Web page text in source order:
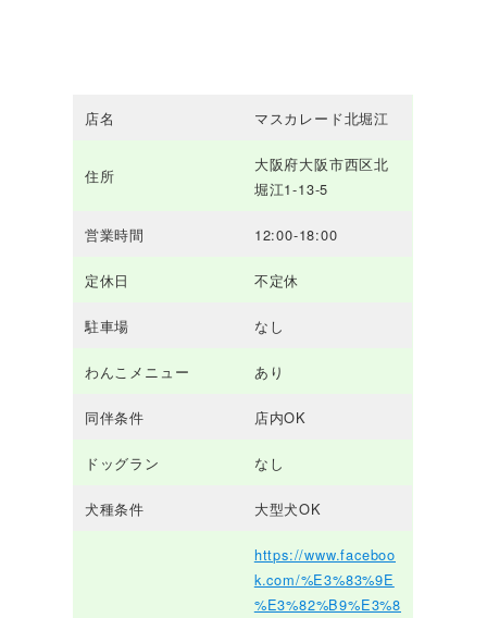
店名 マスカレード北堀江
住所
大阪府大阪市西区北
堀江1-13-5
営業時間 12:00-18:00
定休日 不定休
駐車場 なし
わんこメニュー あり
同伴条件 店内OK
ドッグラン なし
犬種条件 大型犬OK
https://www.faceboo
k.com/%E3%83%9E
%E3%82%B9%E3%8